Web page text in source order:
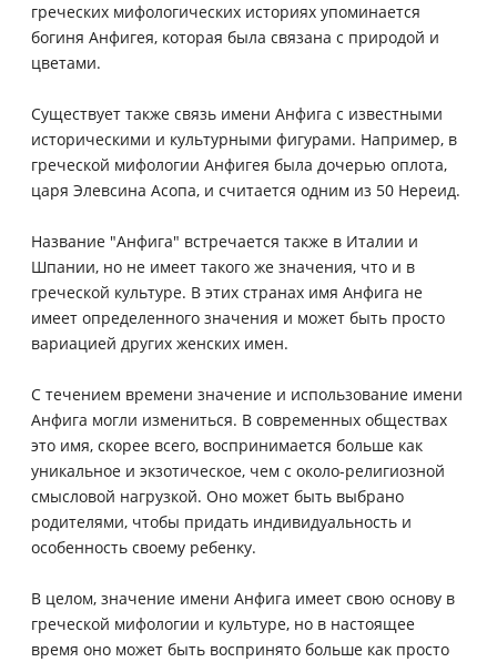
греческих мифологических историях упоминается
богиня Анфигея, которая была связана с природой и
цветами.
Существует также связь имени Анфига с известными
историческими и культурными фигурами. Например, в
греческой мифологии Анфигея была дочерью оплота,
царя Элевсина Асопа, и считается одним из 50 Нереид.
Название "Анфига" встречается также в Италии и
Шпании, но не имеет такого же значения, что и в
греческой культуре. В этих странах имя Анфига не
имеет определенного значения и может быть просто
вариацией других женских имен.
С течением времени значение и использование имени
Анфига могли измениться. В современных обществах
это имя, скорее всего, воспринимается больше как
уникальное и экзотическое, чем с около-религиозной
смысловой нагрузкой. Оно может быть выбрано
родителями, чтобы придать индивидуальность и
особенность своему ребенку.
В целом, значение имени Анфига имеет свою основу в
греческой мифологии и культуре, но в настоящее
время оно может быть воспринято больше как просто